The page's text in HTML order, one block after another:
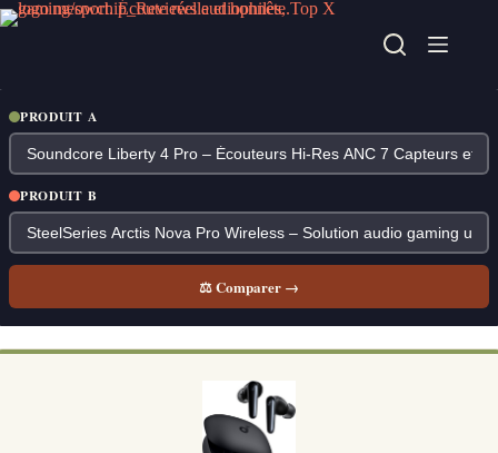
Passer
au
PRODUIT A
PRODUIT B
⚖ Comparer →